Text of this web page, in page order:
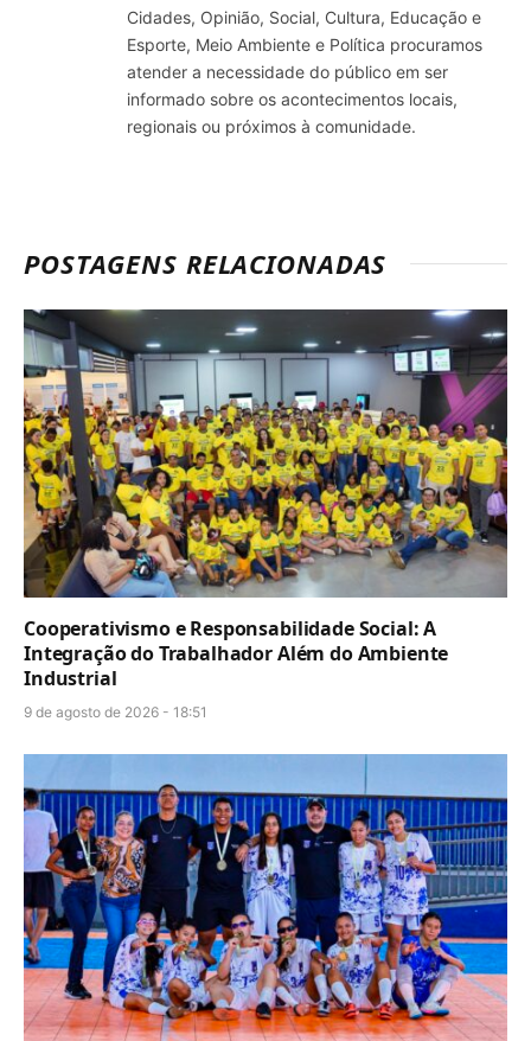
Cidades, Opinião, Social, Cultura, Educação e
Esporte, Meio Ambiente e Política procuramos
atender a necessidade do público em ser
informado sobre os acontecimentos locais,
regionais ou próximos à comunidade.
POSTAGENS RELACIONADAS
Cooperativismo e Responsabilidade Social: A
Integração do Trabalhador Além do Ambiente
Industrial
9 de agosto de 2026 - 18:51